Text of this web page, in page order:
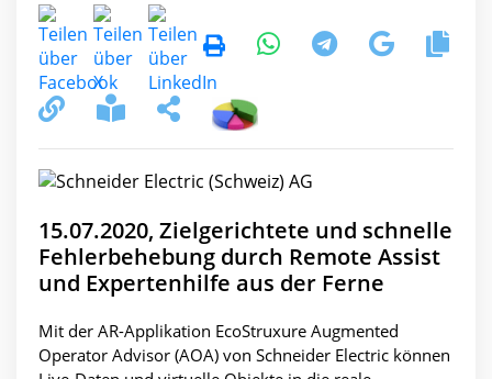
15.07.2020, Zielgerichtete und schnelle
Fehlerbehebung durch Remote Assist
und Expertenhilfe aus der Ferne
Mit der AR-Applikation EcoStruxure Augmented
Operator Advisor (AOA) von Schneider Electric können